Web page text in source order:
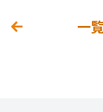
一